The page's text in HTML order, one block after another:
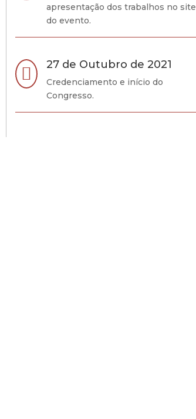
apresentação dos trabalhos no site
do evento.
 27 de Outubro de 2021
Credenciamento e início do
Congresso.